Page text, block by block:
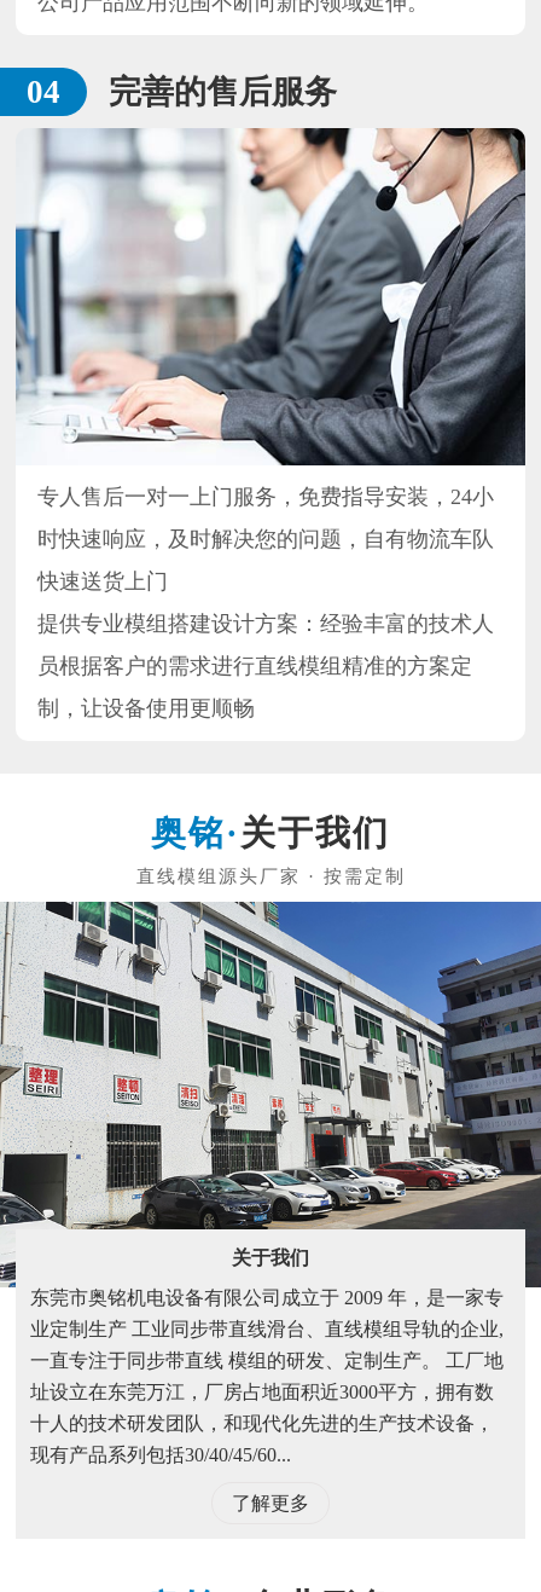
完善的售后服务
专人售后一对一上门服务，免费指导安装，24小
时快速响应，及时解决您的问题，自有物流车队
快速送货上门
提供专业模组搭建设计方案：经验丰富的技术人
员根据客户的需求进行直线模组精准的方案定
制，让设备使用更顺畅
关于我们
关于我们
东莞市奥铭机电设备有限公司成立于 2009 年，是一家专
业定制生产 工业同步带直线滑台、直线模组导轨的企业,
一直专注于同步带直线 模组的研发、定制生产。 工厂地
址设立在东莞万江，厂房占地面积近3000平方，拥有数
十人的技术研发团队，和现代化先进的生产技术设备，
现有产品系列包括30/40/45/60...
了解更多